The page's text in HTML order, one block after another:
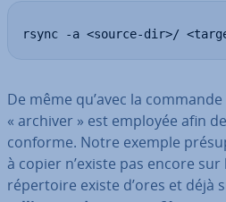
rsync -a <source-dir>/
De même qu’avec la
« archiver » est employée afin
conforme. Notre exemple
à copier n’existe pas encore sur
ré­per­toire existe d’ores et déjà